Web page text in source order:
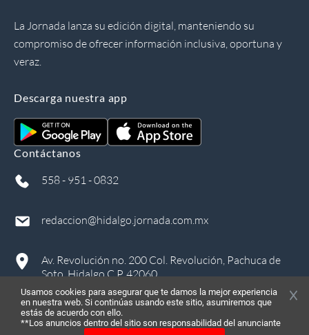
La Jornada lanza su edición digital, manteniendo su
compromiso de ofrecer información inclusiva, oportuna y
veraz.
Descarga nuestra app
Contáctanos
558 - 951 - 0832
redaccion@hidalgo.jornada.com.mx
Av. Revolución no. 200 Col. Revolución, Pachuca de
Soto, Hidalgo C.P. 42060
Usamos cookies para asegurar que te damos la mejor experiencia
en nuestra web. Si continúas usando este sitio, asumiremos que
estás de acuerdo con ello.
**Los anuncios dentro del sitio son responsabilidad del anunciante